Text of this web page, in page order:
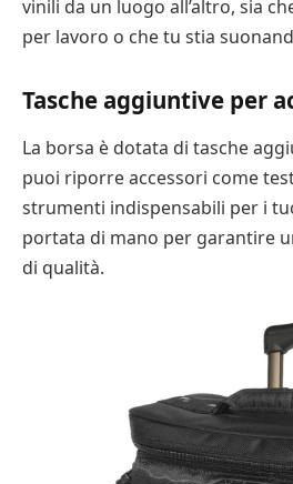
vinili da un luogo all’altro, sia
per lavoro o che tu stia
Tasche aggiuntive per
La borsa è dotata di tasche
puoi riporre accessori come
strumenti indispensabili per i
portata di mano per garantire
di qualità.